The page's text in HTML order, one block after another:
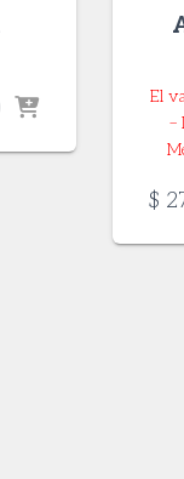
Price
$ 24.000
El
–
$